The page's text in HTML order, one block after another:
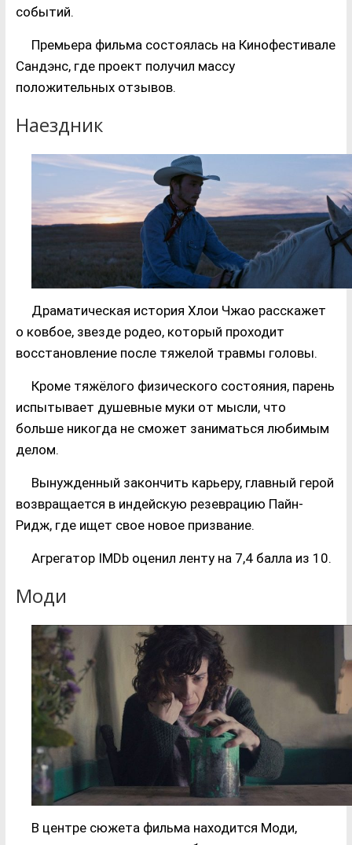
событий.
Премьера фильма состоялась на Кинофестивале
Сандэнс, где проект получил массу
положительных отзывов.
Наездник
Драматическая история Хлои Чжао расскажет
о ковбое, звезде родео, который проходит
восстановление после тяжелой травмы головы.
Кроме тяжёлого физического состояния, парень
испытывает душевные муки от мысли, что
больше никогда не сможет заниматься любимым
делом.
Вынужденный закончить карьеру, главный герой
возвращается в индейскую резеврацию Пайн-
Ридж, где ищет свое новое призвание.
Агрегатор IMDb оценил ленту на 7,4 балла из 10.
Моди
В центре сюжета фильма находится Моди,